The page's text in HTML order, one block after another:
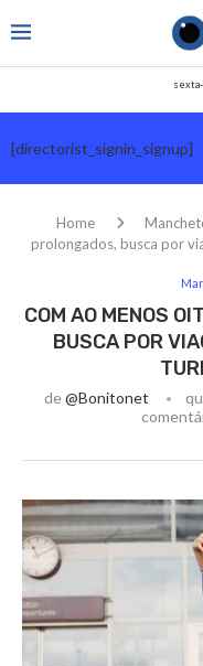
[directorist_signin_signup]
Home
prolongados, busca por
COM AO MENOS
BUSCA POR
de@bonitonet